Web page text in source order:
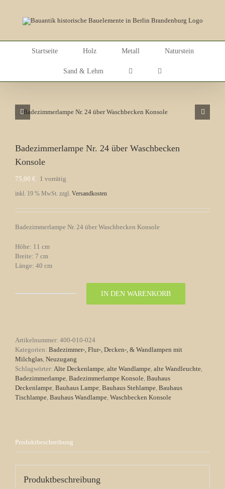
Startseite Holz Metall Naturstein
Sand & Lehm
Badezimmerlampe Nr. 24 über Waschbecken
Konsole
75,00 € 1 vorrätig
inkl. 19 % MwSt. zzgl. Versandkosten
Badezimmerlampe Nr. 24 über Waschbecken Konsole
Höhe: 11 cm
Breite: 7 cm
Länge: 40 cm
IN DEN WARENKORB
Artikelnummer: 400-010-024
Kategorien: Badezimmer-, Flur-, Decken-, & Wandlampen mit
Milchglas Neuzugang
Schlagwörter: Alte Deckenlampe alte Wandlampe alte Wandleuchte
Badezimmerlampe Badezimmerlampe Konsole Bauhaus
Deckenlampe Bauhaus Lampe Bauhaus Stehlampe Bauhaus
Tischlampe Bauhaus Wandlampe Waschbecken Konsole
Produktbeschreibung
Produktbeschreibung